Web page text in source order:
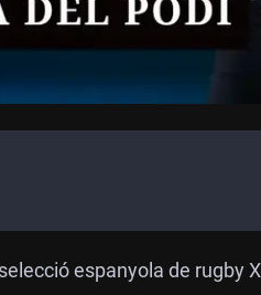
espanyola de rugby